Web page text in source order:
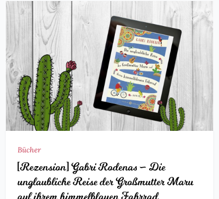
Bücher
[Rezension] Gabri Rodenas – Die
unglaubliche Reise der Großmutter Maru